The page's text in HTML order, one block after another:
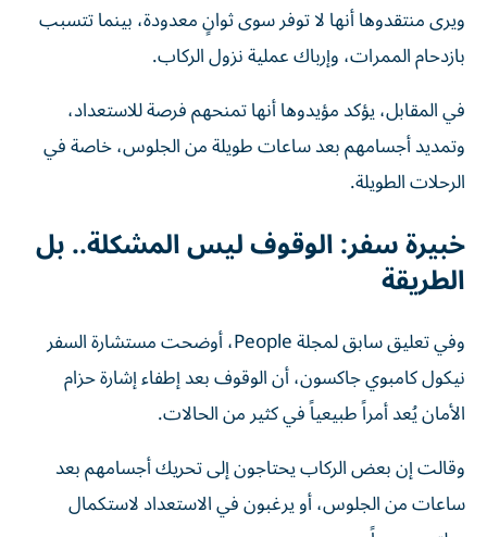
ويرى منتقدوها أنها لا توفر سوى ثوانٍ معدودة، بينما تتسبب
بازدحام الممرات، وإرباك عملية نزول الركاب.
في المقابل، يؤكد مؤيدوها أنها تمنحهم فرصة للاستعداد،
وتمديد أجسامهم بعد ساعات طويلة من الجلوس، خاصة في
الرحلات الطويلة.
خبيرة سفر: الوقوف ليس المشكلة.. بل
الطريقة
وفي تعليق سابق لمجلة People، أوضحت مستشارة السفر
نيكول كامبوي جاكسون، أن الوقوف بعد إطفاء إشارة حزام
الأمان يُعد أمراً طبيعياً في كثير من الحالات.
وقالت إن بعض الركاب يحتاجون إلى تحريك أجسامهم بعد
ساعات من الجلوس، أو يرغبون في الاستعداد لاستكمال